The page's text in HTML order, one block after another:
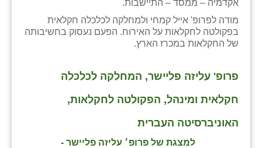
אקדמיה – ממסד – התיישבות.
מודה לפרופ' אייל קמחי ולמחלקה לכלכלה חקלאית
בפקולטה לחקלאות על האירוח. הפעם נעסוק בחשיבותה
של החקלאות במכרז הארץ.
פרופ' עליזה פליישר, המחלקה לכלכלה
חקלאית ומינהל, הפקולטה לחקלאות,
האוניברסיטה העברית
למצגת של פרופ׳ עליזה פליישר -
גן השומרון
גני עם